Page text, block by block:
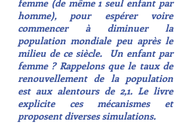
femme (de même 1 seul enfant par
homme), pour espérer voire
commencer à diminuer la
population mondiale peu après le
milieu de ce siècle. Un enfant par
femme ? Rappelons que le taux de
renouvellement de la population
est aux alentours de 2,1. Le livre
explicite ces mécanismes et
proposent diverses simulations.